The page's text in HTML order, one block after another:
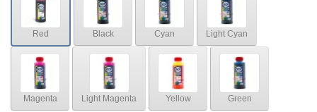
Red Black Cyan Light Cyan
Magenta Light Magenta Yellow Green